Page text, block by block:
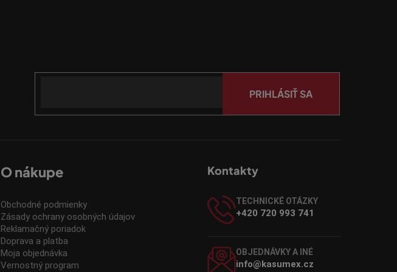
O nákupe
Obchodné podmienky
Zásady ochrany osobných údajov
Reklamačný poriadok
Doprava a platba
Moja objednávka
Vernostný program
Kontakty
TECHNICKÉ OTÁZKY
+420 720 993 741
OBJEDNÁVKY A INÉ
info@kasumex.cz
PRIHLÁSIŤ SA